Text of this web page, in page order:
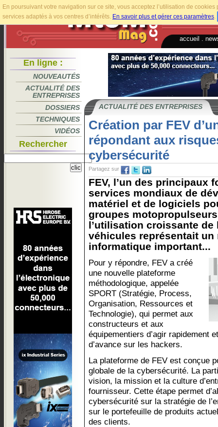
En poursuivant votre navigation sur ce site, vous acceptez l’utilisation de
services adaptés à vos centres d’intérêts. En savoir plus et gérer ces paramètres.
accueil
En ligne :
NOUVEAUTÉS
ACTUALITÉ DES
ENTREPRISES
DOSSIERS
TECHNIQUES
VIDÉOS
Rechercher
ACTUALITÉ DES ENTREPRISES
Création par FEV
répondant aux
cybersécurité
Partagez sur
FEV, l’un des principaux
services mondiaux de
matériel et de logiciels
groupes
l’utilisation croissante
véhicules représentait un
informatique important...
Pour y répondre, FEV a créé
une nouvelle plateforme
méthodologique, appelée
SPORT (Stratégie, Process,
Organisation, Ressources et
Technologie), qui permet aux
constructeurs et aux
équipementiers d’agir rapidement
d’avance sur les hackers.
La plateforme de FEV est conçue
globale de la cybersécurité. La
vision, la mission et la culture
fournisseur. Cette étape permet
cybersécurité sur la stratégie de
sur le portefeuille de produits
des clients.